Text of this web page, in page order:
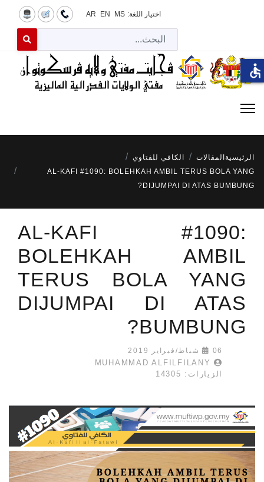
اختيار اللغة: MS
EN
AR
for results.
الرئيسية المقالات
الكافي للفتاوي
AL-KAFI #1090: BOLEHKAH AMBIL TERUS BOLA YANG
DIJUMPAI DI ATAS BUMBUNG?
AL-KAFI #1090:
BOLEHKAH AMBIL
TERUS BOLA YANG
DIJUMPAI DI ATAS
BUMBUNG?
06 شباط/فبراير 2019
MUHAMMAD ALFILFILANY
الزيارات: 14305
accessible